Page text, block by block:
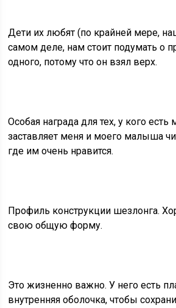
Дети их любят (по крайней мере,
самом деле, нам стоит подумать о
одного, потому что он взял верх.
Особая награда для тех, у кого
заставляет меня и моего малыша
где им очень нравится.
Профиль конструкции шезлонга.
свою общую форму.
Это жизненно важно. У него есть
внутренняя оболочка, чтобы